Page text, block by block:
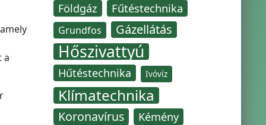
a
Földgáz Fűtéstechnika
Grundfos Gázellátás
Hőszivattyú
Hűtéstechnika Ivóvíz
Klímatechnika
Koronavírus Kémény